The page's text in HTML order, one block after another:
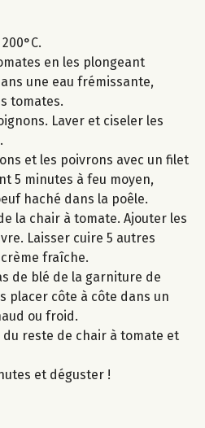
en les plongeant
une eau frémissante,
tomates.
Laver et ciseler les
et les poivrons avec un filet
5 minutes à feu moyen,
haché dans la poêle.
la chair à tomate. Ajouter les
Laisser cuire 5 autres
fraîche.
de blé de la garniture de
placer côte à côte dans un
ou froid.
du reste de chair à tomate et
et déguster !